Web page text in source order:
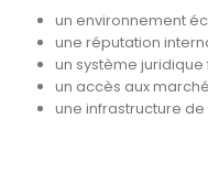
un environnement
une réputation
un système juridique
un accès aux
une infrastructure de